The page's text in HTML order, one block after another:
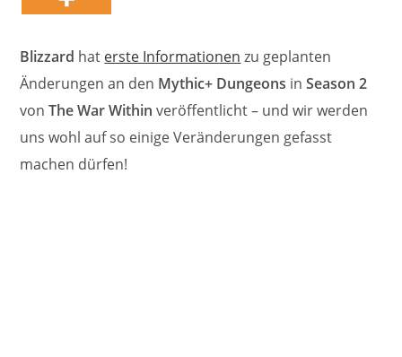
Blizzard hat erste Informationen zu geplanten
Änderungen an den Mythic+ Dungeons inSeason 2
vonThe War Within veröffentlicht – und wir werden
uns wohl auf so einige Veränderungen gefasst
machen dürfen!